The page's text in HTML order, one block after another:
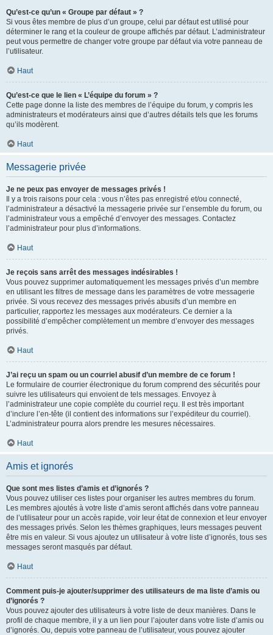
Qu’est-ce qu’un « Groupe par défaut » ?
Si vous êtes membre de plus d’un groupe, celui par défaut est utilisé pour
déterminer le rang et la couleur de groupe affichés par défaut. L’administrateur
peut vous permettre de changer votre groupe par défaut via votre panneau de
l’utilisateur.
Haut
Qu’est-ce que le lien « L’équipe du forum » ?
Cette page donne la liste des membres de l’équipe du forum, y compris les
administrateurs et modérateurs ainsi que d’autres détails tels que les forums
qu’ils modèrent.
Haut
Messagerie privée
Je ne peux pas envoyer de messages privés !
Il y a trois raisons pour cela : vous n’êtes pas enregistré et/ou connecté,
l’administrateur a désactivé la messagerie privée sur l’ensemble du forum, ou
l’administrateur vous a empêché d’envoyer des messages. Contactez
l’administrateur pour plus d’informations.
Haut
Je reçois sans arrêt des messages indésirables !
Vous pouvez supprimer automatiquement les messages privés d’un membre
en utilisant les filtres de message dans les paramètres de votre messagerie
privée. Si vous recevez des messages privés abusifs d’un membre en
particulier, rapportez les messages aux modérateurs. Ce dernier a la
possibilité d’empêcher complètement un membre d’envoyer des messages
privés.
Haut
J’ai reçu un spam ou un courriel abusif d’un membre de ce forum !
Le formulaire de courrier électronique du forum comprend des sécurités pour
suivre les utilisateurs qui envoient de tels messages. Envoyez à
l’administrateur une copie complète du courriel reçu. Il est très important
d’inclure l’en-tête (il contient des informations sur l’expéditeur du courriel).
L’administrateur pourra alors prendre les mesures nécessaires.
Haut
Amis et ignorés
Que sont mes listes d’amis et d’ignorés ?
Vous pouvez utiliser ces listes pour organiser les autres membres du forum.
Les membres ajoutés à votre liste d’amis seront affichés dans votre panneau
de l’utilisateur pour un accès rapide, voir leur état de connexion et leur envoyer
des messages privés. Selon les thèmes graphiques, leurs messages peuvent
être mis en valeur. Si vous ajoutez un utilisateur à votre liste d’ignorés, tous ses
messages seront masqués par défaut.
Haut
Comment puis-je ajouter/supprimer des utilisateurs de ma liste d’amis ou
d’ignorés ?
Vous pouvez ajouter des utilisateurs à votre liste de deux manières. Dans le
profil de chaque membre, il y a un lien pour l’ajouter dans votre liste d’amis ou
d’ignorés. Ou, depuis votre panneau de l’utilisateur, vous pouvez ajouter